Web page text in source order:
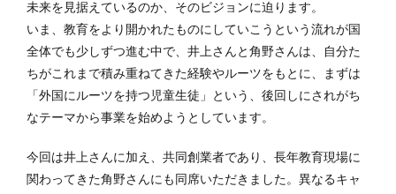
未来を見据えているのか、そのビジョンに迫ります。
いま、教育をより開かれたものにしていこうという流れが国
全体でも少しずつ進む中で、井上さんと角野さんは、自分た
ちがこれまで積み重ねてきた経験やルーツをもとに、まずは
「外国にルーツを持つ児童生徒」という、後回しにされがち
なテーマから事業を始めようとしています。
今回は井上さんに加え、共同創業者であり、長年教育現場に
関わってきた角野さんにも同席いただきました。異なるキャ